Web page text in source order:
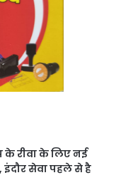
के रीवा के लिए नई
सेवा पहले से है